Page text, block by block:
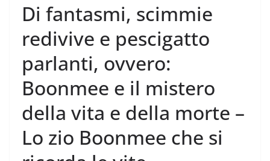
Di fantasmi, scimmie
redivive e pescigatto
parlanti, ovvero:
Boonmee e il mistero
della vita e della morte –
Lo zio Boonmee che si